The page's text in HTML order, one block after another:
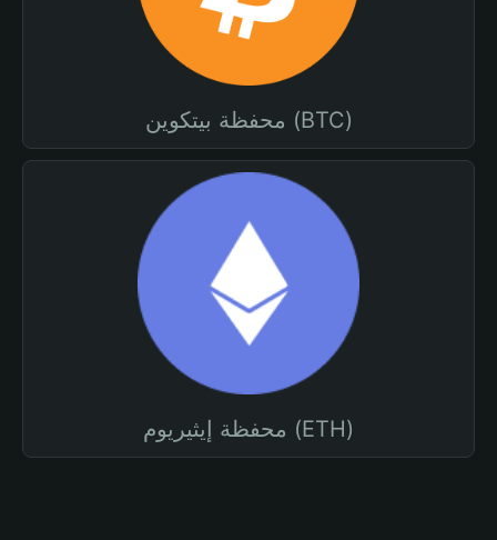
محفظة بيتكوين (BTC)
محفظة إيثيريوم (ETH)